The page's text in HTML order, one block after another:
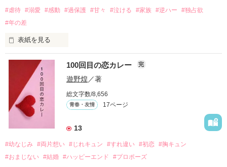
笑って、ときどき泣ける。
作品を読む
#虐待 #溺愛 #感動 #過保護 #甘々 #泣ける #家族 #逆ハー
#独占欲
#年の差
表紙を見る
｢全部あんたのせいよ｣
『──のせいじゃないよ』
｢なんであんたが生きてんのよ｣
『生きていてくれてありがとう』
｢あんたなんか産まなきゃ良かった｣
『産まれてきてくれてありがとう』
100回目の恋カレー 完
遊野煌 ／著
総文字数/8,656
青春・友情 17ページ
13
#幼なじみ #両片想い #じれキュン #すれ違い #初恋 #胸キュン
#おまじない #結婚 #ハッピーエンド #プロポーズ